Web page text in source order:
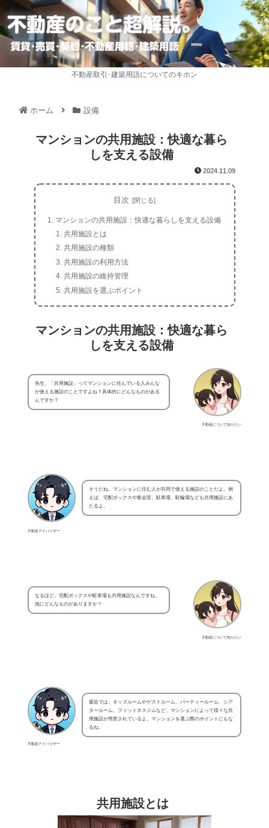
不動産取引･建築用語についてのキホン
ホーム 設備
マンションの共用施設：快適な暮ら
しを支える設備
2024.11.09
目次
マンションの共用施設：快適な暮らしを支える設備
共用施設とは
共用施設の種類
共用施設の利用方法
共用施設の維持管理
共用施設を選ぶポイント
マンションの共用施設：快適な暮ら
しを支える設備
不動産について知りたい
先生、「共用施設」ってマンションに住んでいる人みんな
が使える施設のことですよね？具体的にどんなものがある
んですか？
不動産アドバイザー
そうだね。マンションに住む人が共同で使える施設のことだよ。例
えば、宅配ボックスや集会室、駐車場、駐輪場なども共用施設にあ
たるよ。
不動産について知りたい
なるほど。宅配ボックスや駐車場も共用施設なんですね。
他にどんなものがありますか？
不動産アドバイザー
最近では、キッズルームやゲストルーム、パーティールーム、シア
タールーム、フィットネスジムなど、マンションによって様々な共
用施設が用意されているよ。マンションを選ぶ際のポイントにもな
るね。
共用施設とは